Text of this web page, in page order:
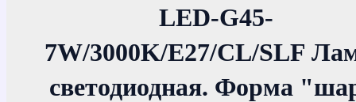
LED-G45-
7W/3000K/E27/CL/SLF
светодиодная. Форма